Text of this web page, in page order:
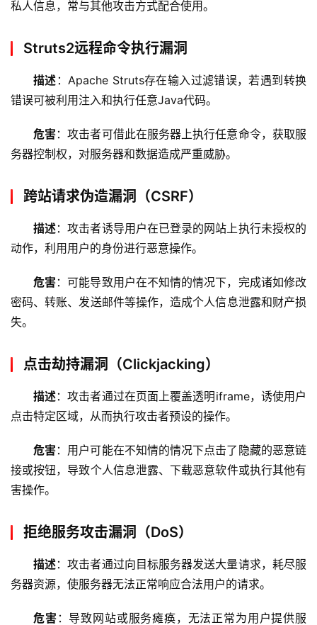
页
主
机
技
术
程
私人信息，常与其他攻击方式配合使用。
Struts2远程命令执行漏洞
描述 ：Apache Struts存在输入过滤错误，若遇到转换
错误可被利用注入和执行任意Java代码。
危害：攻击者可借此在服务器上执行任意命令，获取服
务器控制权，对服务器和数据造成严重威胁。
跨站请求伪造漏洞（CSRF）
描述：攻击者诱导用户在已登录的网站上执行未授权的
动作，利用用户的身份进行恶意操作。
危害：可能导致用户在不知情的情况下，完成诸如修改
密码、转账、发送邮件等操作，造成个人信息泄露和财产损
失。
点击劫持漏洞（Clickjacking）
描述：攻击者通过在页面上覆盖透明iframe，诱使用户
点击特定区域，从而执行攻击者预设的操作。
危害：用户可能在不知情的情况下点击了隐藏的恶意链
接或按钮，导致个人信息泄露、下载恶意软件或执行其他有
害操作。
拒绝服务攻击漏洞（DoS）
描述：攻击者通过向目标服务器发送大量请求，耗尽服
务器资源，使服务器无法正常响应合法用户的请求。
危害 ：导致网站或服务瘫痪，无法正常为用户提供服